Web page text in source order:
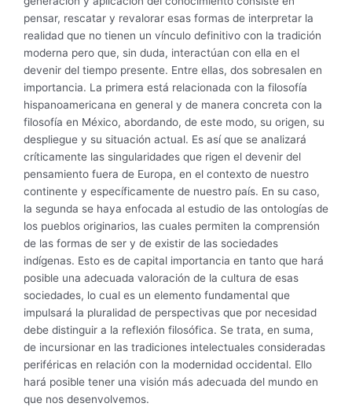
pensar, rescatar y revalorar esas formas de interpretar la
realidad que no tienen un vínculo definitivo con la tradición
moderna pero que, sin duda, interactúan con ella en el
devenir del tiempo presente. Entre ellas, dos sobresalen en
importancia. La primera está relacionada con la filosofía
hispanoamericana en general y de manera concreta con la
filosofía en México, abordando, de este modo, su origen, su
despliegue y su situación actual. Es así que se analizará
críticamente las singularidades que rigen el devenir del
pensamiento fuera de Europa, en el contexto de nuestro
continente y específicamente de nuestro país. En su caso,
la segunda se haya enfocada al estudio de las ontologías de
los pueblos originarios, las cuales permiten la comprensión
de las formas de ser y de existir de las sociedades
indígenas. Esto es de capital importancia en tanto que hará
posible una adecuada valoración de la cultura de esas
sociedades, lo cual es un elemento fundamental que
impulsará la pluralidad de perspectivas que por necesidad
debe distinguir a la reflexión filosófica. Se trata, en suma,
de incursionar en las tradiciones intelectuales consideradas
periféricas en relación con la modernidad occidental. Ello
hará posible tener una visión más adecuada del mundo en
que nos desenvolvemos.